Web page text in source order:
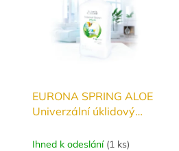
EURONA SPRING ALOE
Univerzální úklidový
Ihned k odeslání (1 ks)